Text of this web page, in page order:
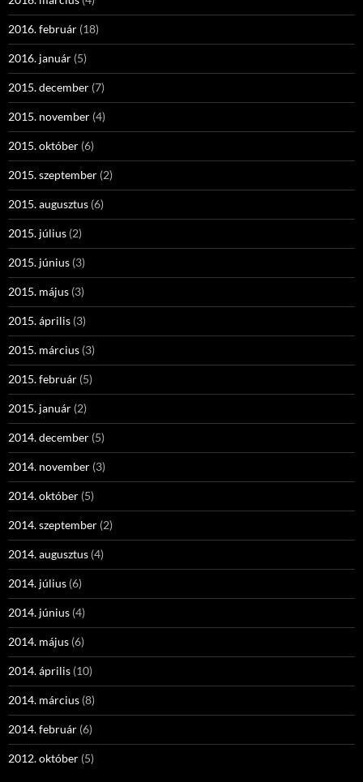
2016. február (18)
2016. január (5)
2015. december (7)
2015. november (4)
2015. október (6)
2015. szeptember (2)
2015. augusztus (6)
2015. július (2)
2015. június (3)
2015. május (3)
2015. április (3)
2015. március (3)
2015. február (5)
2015. január (2)
2014. december (5)
2014. november (3)
2014. október (5)
2014. szeptember (2)
2014. augusztus (4)
2014. július (6)
2014. június (4)
2014. május (6)
2014. április (10)
2014. március (8)
2014. február (6)
2012. október (5)